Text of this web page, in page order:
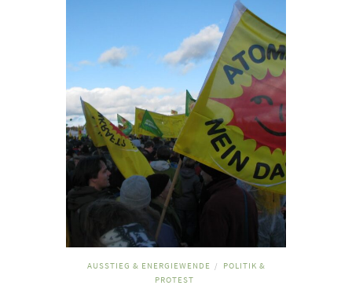
AUSSTIEG & ENERGIEWENDE /
POLITIK &
PROTEST